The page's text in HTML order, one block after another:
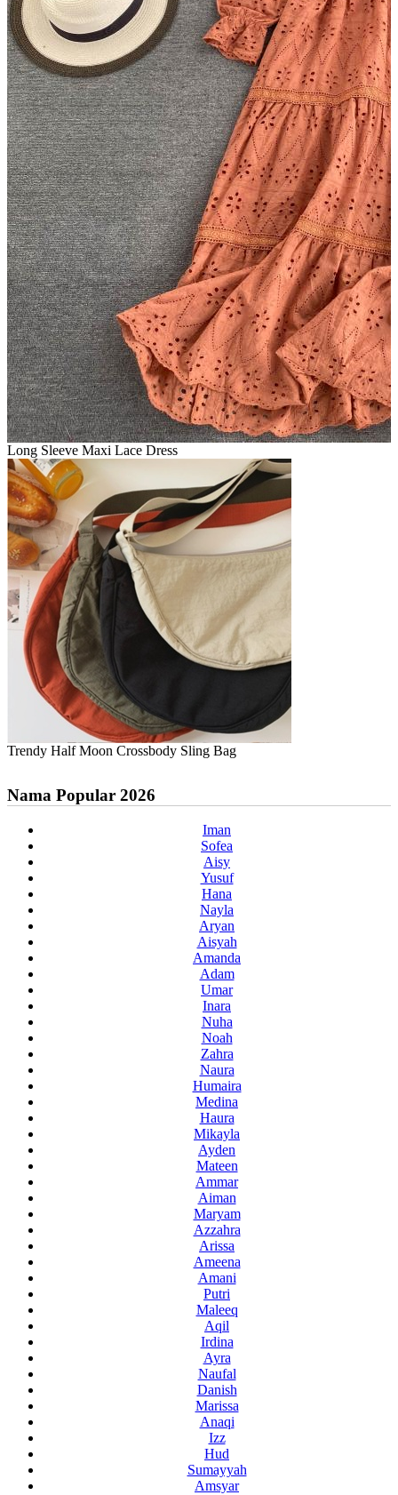
Long Sleeve Maxi Lace Dress
Trendy Half Moon Crossbody Sling Bag
Nama Popular 2026
Iman
Sofea
Aisy
Yusuf
Hana
Nayla
Aryan
Aisyah
Amanda
Adam
Umar
Inara
Nuha
Noah
Zahra
Naura
Humaira
Medina
Haura
Mikayla
Ayden
Mateen
Ammar
Aiman
Maryam
Azzahra
Arissa
Ameena
Amani
Putri
Maleeq
Aqil
Irdina
Ayra
Naufal
Danish
Marissa
Anaqi
Izz
Hud
Sumayyah
Amsyar